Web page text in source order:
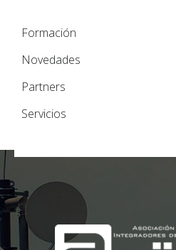
Formación
Novedades
Partners
Servicios
;